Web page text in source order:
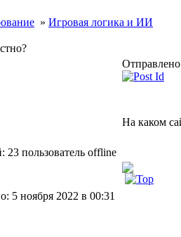
» Игровая логика и ИИ
23 пользователь offline
На каком
5 ноября 2022 в 00:31